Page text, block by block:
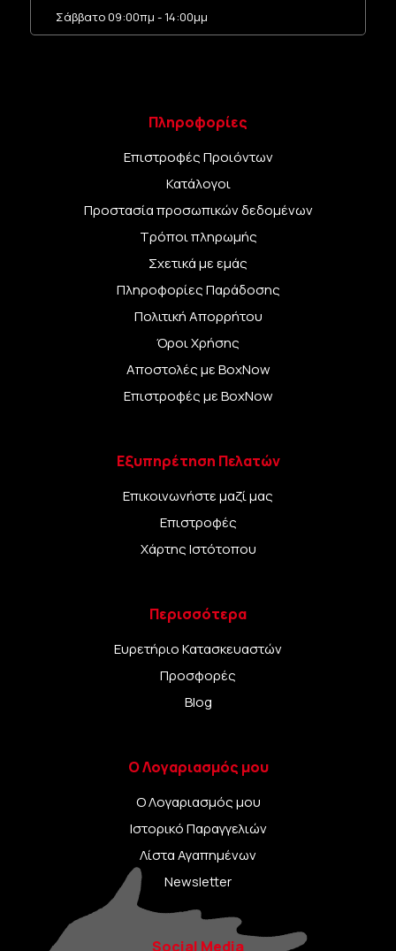
Σάββατο 09:00πμ - 14:00μμ
Πληροφορίες
Επιστροφές Προιόντων
Κατάλογοι
Προστασία προσωπικών δεδομένων
Τρόποι πληρωμής
Σχετικά με εμάς
Πληροφορίες Παράδοσης
Πολιτική Απορρήτου
Όροι Χρήσης
Αποστολές με BoxNow
Επιστροφές με BoxNow
Εξυπηρέτηση Πελατών
Επικοινωνήστε μαζί μας
Επιστροφές
Χάρτης Ιστότοπου
Περισσότερα
Ευρετήριο Κατασκευαστών
Προσφορές
Blog
Ο Λογαριασμός μου
Ο Λογαριασμός μου
Ιστορικό Παραγγελιών
Λίστα Αγαπημένων
Newsletter
Social Media